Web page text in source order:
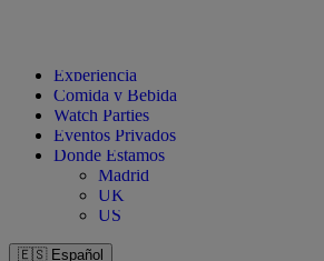
Experiencia
Comida y Bebida
Watch Parties
Eventos Privados
Donde Estamos
Madrid
UK
US
🇪🇸 Español